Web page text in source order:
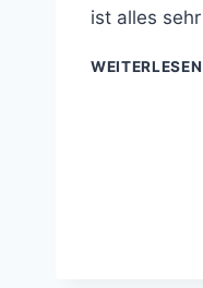
ist alles
WEITERLESEN